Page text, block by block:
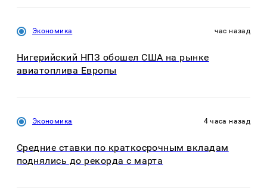
Экономика час назад
Нигерийский НПЗ обошел США на рынке
авиатоплива Европы
Экономика 4 часа назад
Средние ставки по краткосрочным вкладам
поднялись до рекорда с марта